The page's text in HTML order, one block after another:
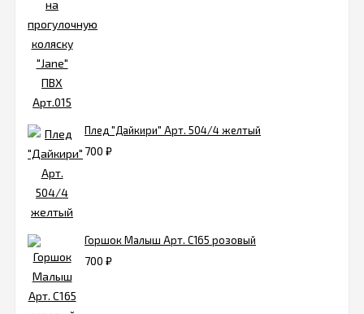
Плед "Дайкири" Арт. 504/4 желтый
700 ₽
Горшок Малыш Арт. С165 розовый
700 ₽